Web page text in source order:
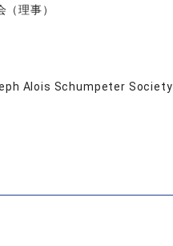
理事）
Alois Schumpeter Society